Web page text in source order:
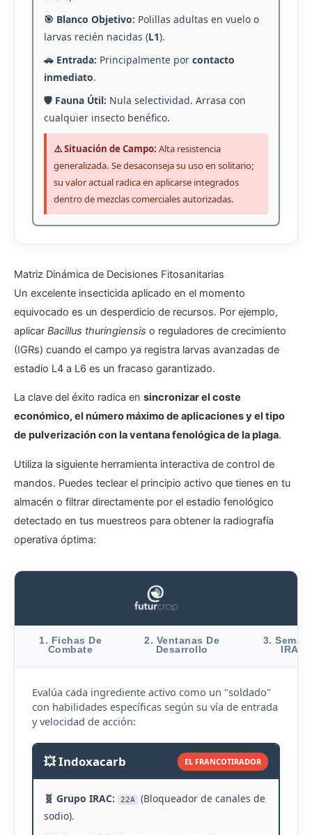
🎯 Blanco Objetivo: Polillas adultas en vuelo o
larvas recién nacidas (L1).
🚗 Entrada: Principalmente por contacto
inmediato.
🛡️ Fauna Útil: Nula selectividad. Arrasa con
cualquier insecto benéfico.
⚠️ Situación de Campo: Alta resistencia
generalizada. Se desaconseja su uso en solitario;
su valor actual radica en aplicarse integrados
dentro de mezclas comerciales autorizadas.
Matriz Dinámica de Decisiones Fitosanitarias
Un excelente insecticida aplicado en el momento
equivocado es un desperdicio de recursos. Por ejemplo,
aplicar Bacillus thuringiensis o reguladores de crecimiento
(IGRs) cuando el campo ya registra larvas avanzadas de
estadio L4 a L6 es un fracaso garantizado.
La clave del éxito radica en sincronizar el coste
económico, el número máximo de aplicaciones y el tipo
de pulverización con la ventana fenológica de la plaga.
Utiliza la siguiente herramienta interactiva de control de
mandos. Puedes teclear el principio activo que tienes en tu
almacén o filtrar directamente por el estadio fenológico
detectado en tus muestreos para obtener la radiografía
operativa óptima:
1. Fichas De
Combate
2. Ventanas De
Desarrollo
3.
IRAC
Evalúa cada ingrediente activo como un "soldado"
con habilidades específicas según su vía de entrada
y velocidad de acción:
💥 Indoxacarb EL FRANCOTIRADOR
🧬 Grupo IRAC: 22A
(Bloqueador de canales de
sodio).